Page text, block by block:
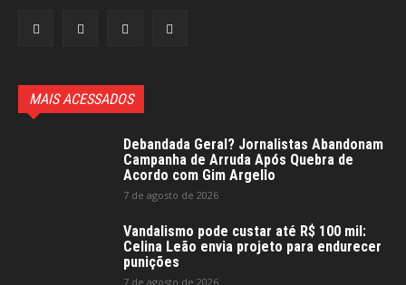
MAIS ACESSADOS
Debandada Geral? Jornalistas Abandonam
Campanha de Arruda Após Quebra de
Acordo com Gim Argello
7 de agosto de 2026
Vandalismo pode custar até R$ 100 mil:
Celina Leão envia projeto para endurecer
punições
7 de agosto de 2026